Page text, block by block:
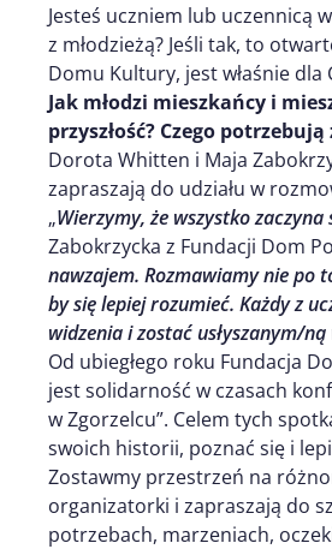
Jesteś uczniem lub uczennicą
z młodzieżą? Jeśli tak, to
Domu Kultury, jest właśnie
Jak młodzi mieszkańcy i
przyszłość? Czego
Dorota Whitten i Maja
zapraszają do udziału w
„Wierzymy, że wszystko
Zabokrzycka z Fundacji Dom
nawzajem. Rozmawiamy nie po
by się lepiej rozumieć. Każdy z
widzenia i zostać usłyszanym/
Od ubiegłego roku Fundacja
jest solidarność w czasach
w Zgorzelcu”. Celem tych
swoich historii, poznać się i
Zostawmy przestrzeń na
organizatorki i zapraszają do
potrzebach, marzeniach,